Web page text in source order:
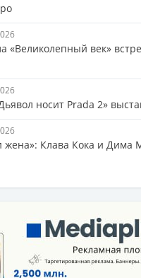
«Великолепный век»
носит Prada 2»
жена»: Клава Кока и Дима